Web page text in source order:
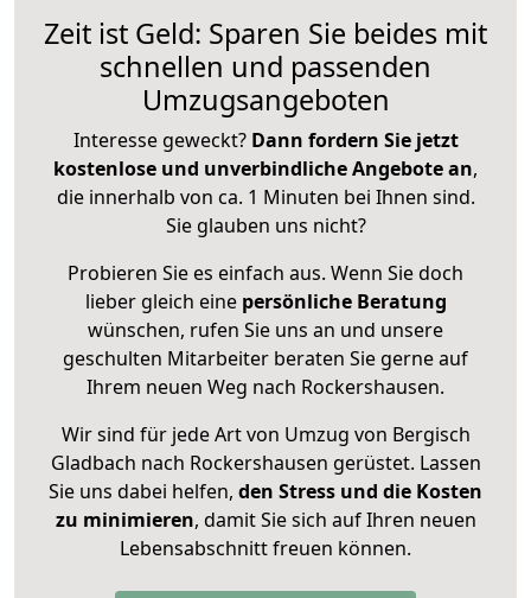
Zeit ist Geld: Sparen Sie beides mit
schnellen und passenden
Umzugsangeboten
Interesse geweckt? Dann fordern Sie jetzt
kostenlose und unverbindliche Angebote an,
die innerhalb von ca. 1 Minuten bei Ihnen sind.
Sie glauben uns nicht?
Probieren Sie es einfach aus. Wenn Sie doch
lieber gleich eine persönliche Beratung
wünschen, rufen Sie uns an und unsere
geschulten Mitarbeiter beraten Sie gerne auf
Ihrem neuen Weg nach Rockershausen.
Wir sind für jede Art von Umzug von Bergisch
Gladbach nach Rockershausen gerüstet. Lassen
Sie uns dabei helfen, den Stress und die Kosten
zu minimieren, damit Sie sich auf Ihren neuen
Lebensabschnitt freuen können.